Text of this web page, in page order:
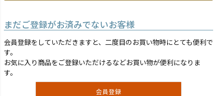
まだご登録がお済みでないお客様
会員登録をしていただきますと、二度目のお買い物時にとても便利で
す。
お気に入り商品をご登録いただけるなどお買い物が便利になりま
す。
会員登録